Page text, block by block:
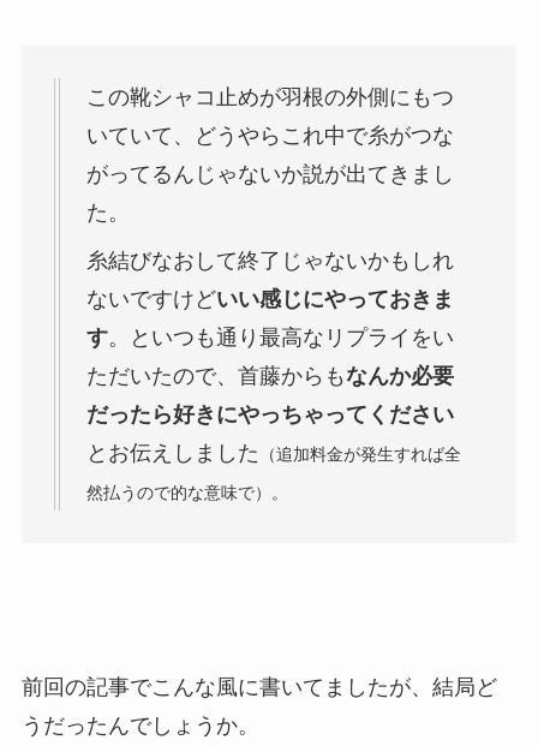
この靴シャコ止めが羽根の外側にもつ
いていて、どうやらこれ中で糸がつな
がってるんじゃないか説が出てきまし
た。
糸結びなおして終了じゃないかもしれ
ないですけどいい感じにやっておきま
す。といつも通り最高なリプライをい
ただいたので、首藤からもなんか必要
だったら好きにやっちゃってください
とお伝えしました
（追加料金が発生すれば全
然払うので的な意味で）。
前回の記事でこんな風に書いてましたが、結局ど
うだったんでしょうか。